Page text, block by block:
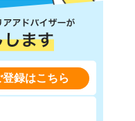
登録はこちら